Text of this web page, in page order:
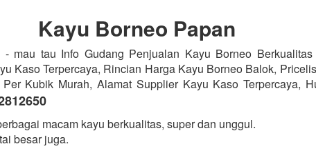
Kayu Borneo Papan
- mau tau Info Gudang Penjualan Kayu Borneo Berkualitas
Kaso Terpercaya, Rincian Harga Kayu Borneo Balok,
Kubik Murah, Alamat Supplier Kayu Kaso Terpercaya,
macam kayu berkualitas, super dan unggul.
besar juga.